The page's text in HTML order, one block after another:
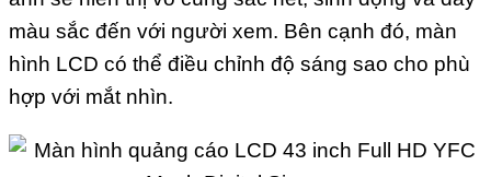
màu sắc đến với người xem. Bên cạnh đó, màn
hình LCD có thể điều chỉnh độ sáng sao cho phù
hợp với mắt nhìn.